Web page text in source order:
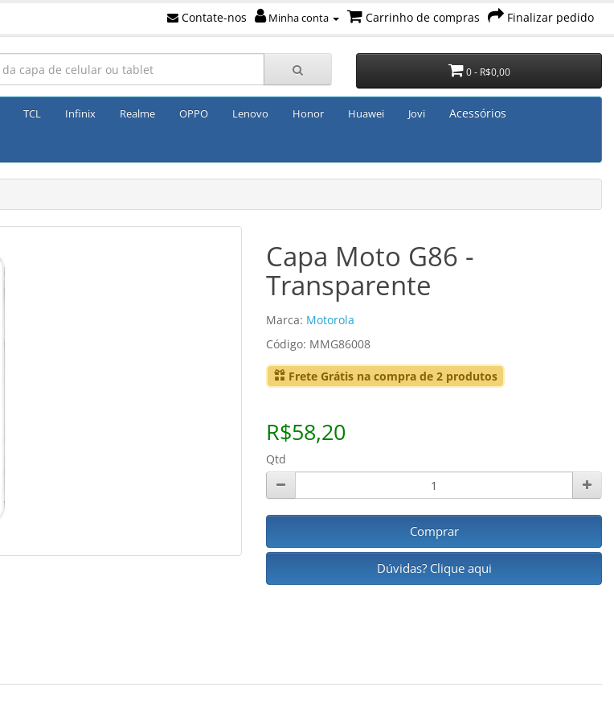
Contate-nos Minha conta Carrinho de compras Finalizar pedido
0 - R$0,00
TCL Infinix Realme OPPO Lenovo Honor Huawei Jovi Acessórios
Capa Moto G86 -
Transparente
Marca: Motorola
Código: MMG86008
Frete Grátis na compra de 2 produtos
R$58,20
Qtd
Comprar
Dúvidas? Clique aqui